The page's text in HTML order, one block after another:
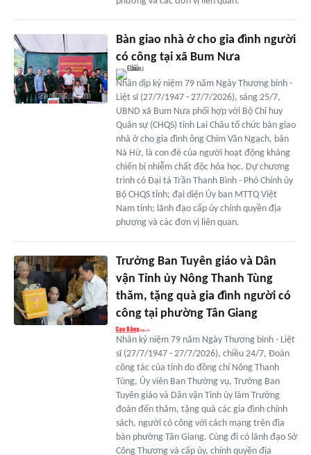
Bàn giao nhà ở cho gia đình người
có công tại xã Bum Nưa
Nhân dịp kỷ niệm 79 năm Ngày Thương binh -
Liệt sĩ (27/7/1947 - 27/7/2026), sáng 25/7,
UBND xã Bum Nưa phối hợp với Bộ Chỉ huy
Quân sự (CHQS) tỉnh Lai Châu tổ chức bàn giao
nhà ở cho gia đình ông Chim Văn Ngạch, bản
Nà Hừ, là con đẻ của người hoạt động kháng
chiến bị nhiễm chất độc hóa học. Dự chương
trình có Đại tá Trần Thanh Bình - Phó Chính ủy
Bộ CHQS tỉnh; đại diện Ủy ban MTTQ Việt
Nam tỉnh; lãnh đạo cấp ủy chính quyền địa
phương và các đơn vị liên quan.
Trưởng Ban Tuyên giáo và Dân
vận Tỉnh ủy Nông Thanh Tùng
thăm, tặng quà gia đình người có
công tại phường Tân Giang
Nhân kỷ niệm 79 năm Ngày Thương binh - Liệt
sĩ (27/7/1947 - 27/7/2026), chiều 24/7, Đoàn
công tác của tỉnh do đồng chí Nông Thanh
Tùng, Ủy viên Ban Thường vụ, Trưởng Ban
Tuyên giáo và Dân vận Tỉnh ủy làm Trưởng
đoàn đến thăm, tặng quà các gia đình chính
sách, người có công với cách mạng trên địa
bàn phường Tân Giang. Cùng đi có lãnh đạo Sở
Công Thương và cấp ủy, chính quyền địa